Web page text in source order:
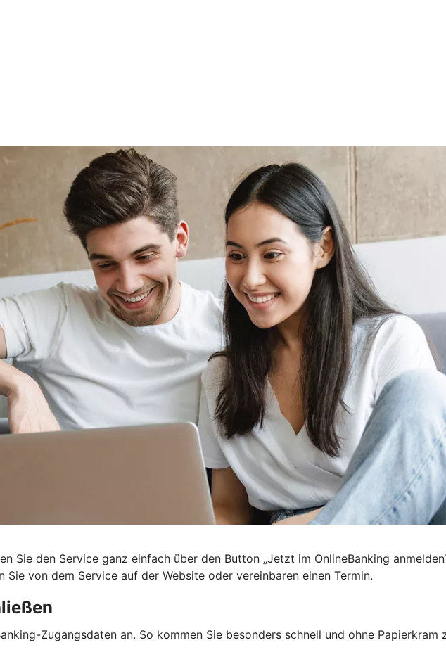
Sie den Service ganz einfach über den Button „Jetzt im OnlineBanking
Sie von dem Service auf der Website oder vereinbaren einen Termin.
Zugangsdaten an. So kommen Sie besonders schnell und ohne Papierkram